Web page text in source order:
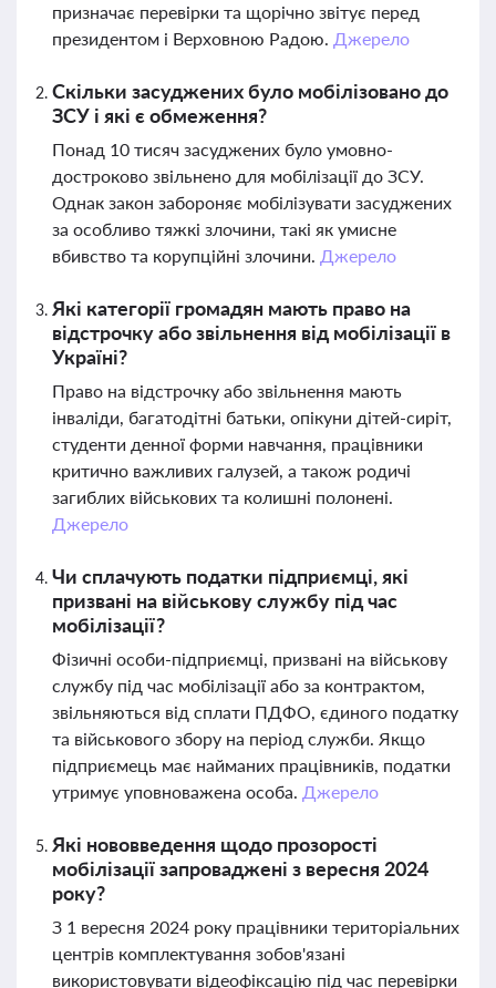
призначає перевірки та щорічно звітує перед
президентом і Верховною Радою. Джерело
Скільки засуджених було мобілізовано до
ЗСУ і які є обмеження?
Понад 10 тисяч засуджених було умовно-
достроково звільнено для мобілізації до ЗСУ.
Однак закон забороняє мобілізувати засуджених
за особливо тяжкі злочини, такі як умисне
вбивство та корупційні злочини. Джерело
Які категорії громадян мають право на
відстрочку або звільнення від мобілізації в
Україні?
Право на відстрочку або звільнення мають
інваліди, багатодітні батьки, опікуни дітей-сиріт,
студенти денної форми навчання, працівники
критично важливих галузей, а також родичі
загиблих військових та колишні полонені.
Джерело
Чи сплачують податки підприємці, які
призвані на військову службу під час
мобілізації?
Фізичні особи-підприємці, призвані на військову
службу під час мобілізації або за контрактом,
звільняються від сплати ПДФО, єдиного податку
та військового збору на період служби. Якщо
підприємець має найманих працівників, податки
утримує уповноважена особа. Джерело
Які нововведення щодо прозорості
мобілізації запроваджені з вересня 2024
року?
З 1 вересня 2024 року працівники територіальних
центрів комплектування зобов'язані
використовувати відеофіксацію під час перевірки